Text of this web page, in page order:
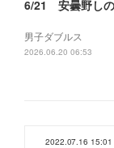
6/21 安曇野し
男子ダブルス
2026.06.20 06:53
2022.07.16 15:01